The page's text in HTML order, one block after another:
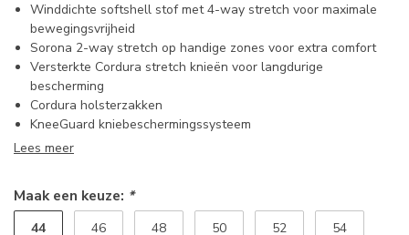
Winddichte softshell stof met 4-way stretch voor maximale
bewegingsvrijheid
Sorona 2-way stretch op handige zones voor extra comfort
Versterkte Cordura stretch knieën voor langdurige
bescherming
Cordura holsterzakken
KneeGuard kniebeschermingssysteem
Lees meer
Maak een keuze: *
44 46 48 50 52 54